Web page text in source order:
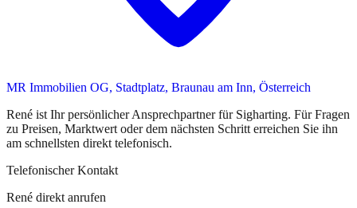
MR Immobilien OG, Stadtplatz, Braunau am Inn, Österreich
René ist Ihr persönlicher Ansprechpartnerfür Sigharting. Für Fragen
zu Preisen, Marktwert oder dem nächsten Schritt erreichen Sie ihn
am schnellsten direkt telefonisch.
Telefonischer Kontakt
René direkt anrufen